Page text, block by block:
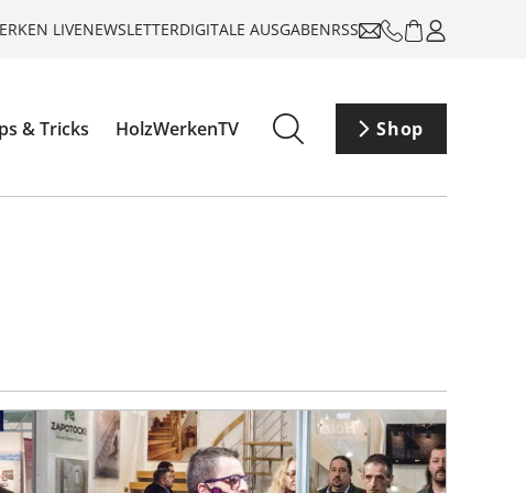
LIVENEWSLETTERDIGITALE AUSGABENRSS
& Tricks HolzWerkenTV Shop